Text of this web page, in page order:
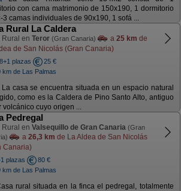
con cama matrimonio de 150x190, 1 dormitorio
3 camas individuales de 90x190, 1 sofá ...
Rural La Caldera
Rural en Teror (Gran Canaria) a 25 km de
de San Nicolás (Gran Canaria)
plazas
25 €
km de Las Palmas
La casa se encuentra situada en un espacio natural
como es la Caldera de Pino Santo Alto, antiguo
volcánico cuyo origen ...
Pedregal
Rural en Valsequillo de Gran Canaria (Gran
a 26,3 km de La Aldea de San Nicolás
Canaria)
plazas
80 €
km de Las Palmas
rural situada en la finca el pedregal, totalmente